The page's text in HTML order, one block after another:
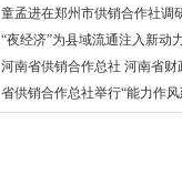
童孟进在郑州市供销合作社调
“夜经济”为县域流通注入新动
河南省供销合作总社 河南省财
省供销合作总社举行“能力作